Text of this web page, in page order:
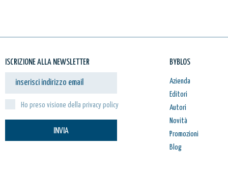
ISCRIZIONE ALLA NEWSLETTER
Ho preso visione della privacy policy
INVIA
BYBLOS
Azienda
Editori
Autori
Novità
Promozioni
Blog